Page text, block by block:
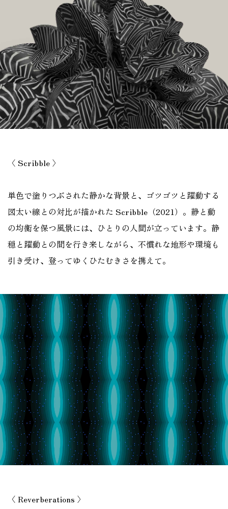
〈 Scribble 〉
単色で塗りつぶされた静かな背景と、ゴツゴツと躍動する
図太い線との対比が描かれた Scribble（2021）。静と動
の均衡を保つ風景には、ひとりの人間が立っています。静
穏と躍動との間を行き来しながら、不慣れな地形や環境も
引き受け、登ってゆくひたむきさを携えて。
〈 Reverberations 〉